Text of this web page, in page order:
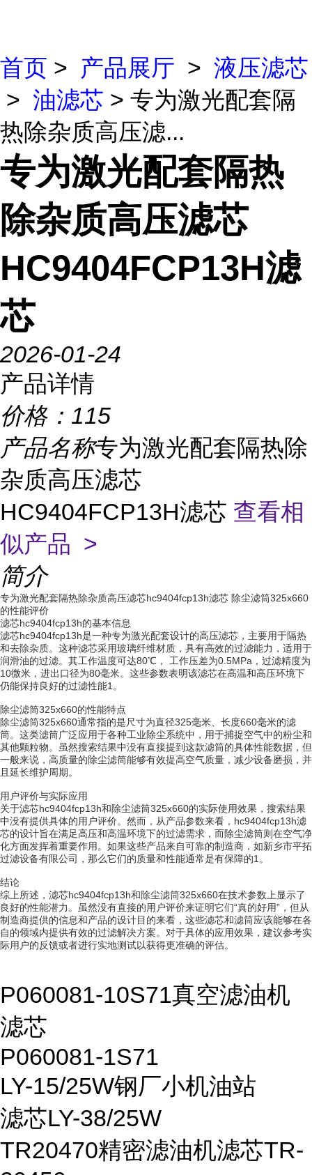
首页 > 产品展厅 > 液压滤芯
> 油滤芯 > 专为激光配套隔
热除杂质高压滤...
专为激光配套隔热
除杂质高压滤芯
HC9404FCP13H滤
芯
2026-01-24
产品详情
价格： 115
产品名称专为激光配套隔热除
杂质高压滤芯
HC9404FCP13H滤芯 查看相
似产品 >
简介
专为激光配套隔热除杂质高压滤芯hc9404fcp13h滤芯 除尘滤筒325x660
的性能评价
滤芯hc9404fcp13h的基本信息
滤芯hc9404fcp13h是一种专为激光配套设计的高压滤芯，主要用于隔热
和去除杂质。这种滤芯采用玻璃纤维材质，具有高效的过滤能力，适用于
润滑油的过滤。其工作温度可达80℃， 工作压差为0.5MPa，过滤精度为
10微米，进出口径为80毫米。这些参数表明该滤芯在高温和高压环境下
仍能保持良好的过滤性能1。
除尘滤筒325x660的性能特点
除尘滤筒325x660通常指的是尺寸为直径325毫米、长度660毫米的滤
筒。这类滤筒广泛应用于各种工业除尘系统中，用于捕捉空气中的粉尘和
其他颗粒物。虽然搜索结果中没有直接提到这款滤筒的具体性能数据，但
一般来说，高质量的除尘滤筒能够有效提高空气质量，减少设备磨损，并
且延长维护周期。
用户评价与实际应用
关于滤芯hc9404fcp13h和除尘滤筒325x660的实际使用效果，搜索结果
中没有提供具体的用户评价。然而，从产品参数来看，hc9404fcp13h滤
芯的设计旨在满足高压和高温环境下的过滤需求，而除尘滤筒则在空气净
化方面发挥着重要作用。如果这些产品来自可靠的制造商，如新乡市平拓
过滤设备有限公司，那么它们的质量和性能通常是有保障的1。
结论
综上所述，滤芯hc9404fcp13h和除尘滤筒325x660在技术参数上显示了
良好的性能潜力。虽然没有直接的用户评价来证明它们“真的好用”，但从
制造商提供的信息和产品的设计目的来看，这些滤芯和滤筒应该能够在各
自的领域内提供有效的过滤解决方案。对于具体的应用效果，建议参考实
际用户的反馈或者进行实地测试以获得更准确的评估。
P060081-10S71真空滤油机
滤芯
P060081-1S71
LY-15/25W钢厂小机油站
滤芯LY-38/25W
TR20470精密滤油机滤芯TR-